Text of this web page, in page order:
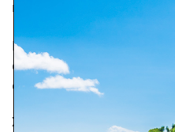
ΠΕΡΙΓΡΑΦΉ
Κεραμική μπομπονιέρα
αισθητική στους τόνους
στολίσουν οι καλεσμένοι
Στην τιμή